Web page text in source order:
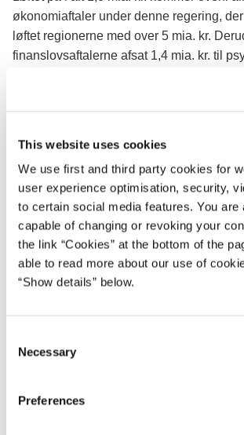
This website uses cookies
We use first and third party cookies for
user experience optimisation, security,
to certain social media features. You are
capable of changing or revoking your
the link “Cookies” at the bottom of the
able to read more about our use of
“Show details” below.
Necessary
Preferences
økonomiaftaler under denne regering,
løftet regionerne med over 5 mia. kr.
finanslovsaftalerne afsat 1,4 mia. kr. til
sundhedsreform og om bedre vilkår for
cybersikkerhed og bedre sammenhæng i
sundhedsvæsenet gennem de nye
Finansminister Nicolai Wammen siger:
Vi har indgået en god og ansvarlig aftale
som afspejler, at dansk økonomi i
inflation. I den nuværende situation er det
ikke hælder mere benzin på bålet. Derfor
flere unge og ældre. Det leverer vi igen
Sundhedsminister Magnus Heunicke